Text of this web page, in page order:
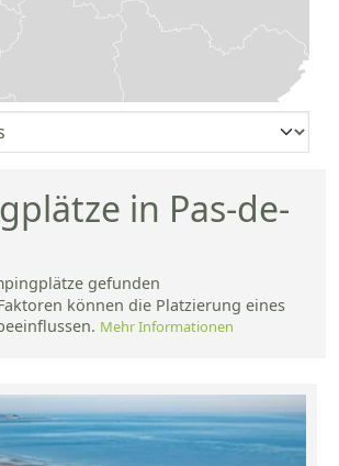
in Pas-de-
gefunden
können die Platzierung eines
Mehr Informationen